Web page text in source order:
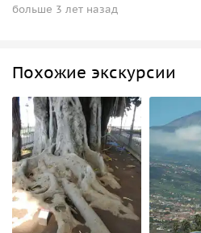
больше 3 лет назад
Похожие экскурсии